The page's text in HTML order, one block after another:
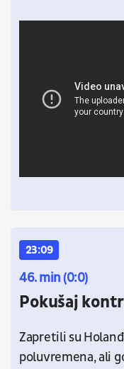
23:09
46. min (0:0)
Pokušaj
Zapretili su
poluvremena, ali